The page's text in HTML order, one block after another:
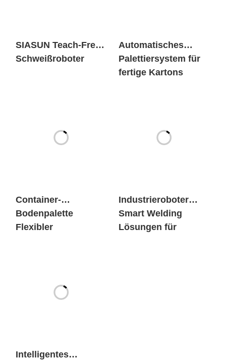
SIASUN Teach-Free-
Schweißroboter
Automatisches
Palettiersystem für
fertige Kartons
Container-
Bodenpalette
Flexibler
Industrieroboter
Smart Welding
Lösungen für
Intelligentes